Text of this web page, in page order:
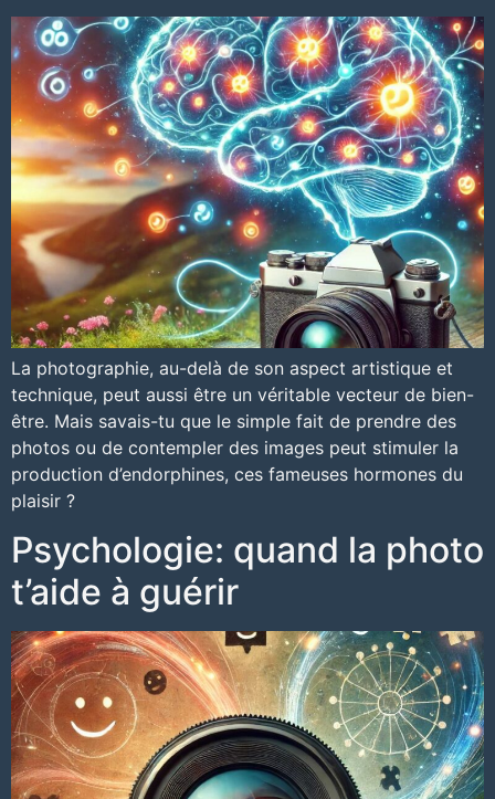
La photographie, au-delà de son aspect artistique et
technique, peut aussi être un véritable vecteur de bien-
être. Mais savais-tu que le simple fait de prendre des
photos ou de contempler des images peut stimuler la
production d’endorphines, ces fameuses hormones du
plaisir ?
Psychologie: quand la photo
t’aide à guérir